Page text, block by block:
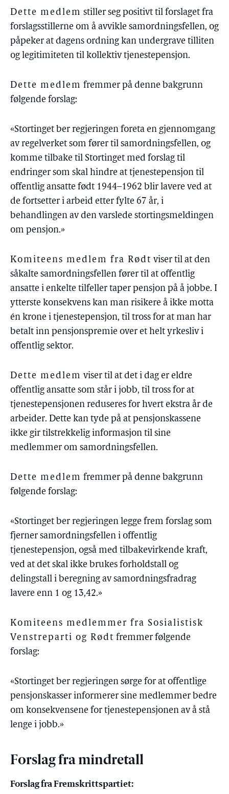
Dette medlem stiller seg positivt til forslaget fra
forslagsstillerne om å avvikle samordningsfellen, og
påpeker at dagens ordning kan undergrave tilliten
og legitimiteten til kollektiv tjenestepensjon.
Dette medlem fremmer på denne bakgrunn
følgende forslag:
«Stortinget ber regjeringen foreta en gjennomgang
av regelverket som fører til samordningsfellen, og
komme tilbake til Stortinget med forslag til
endringer som skal hindre at tjenestepensjon til
offentlig ansatte født 1944–1962 blir lavere ved at
de fortsetter i arbeid etter fylte 67 år, i
behandlingen av den varslede stortingsmeldingen
om pensjon.»
Komiteens medlem fra Rødt viser til at den
såkalte samordningsfellen fører til at offentlig
ansatte i enkelte tilfeller taper pensjon på å jobbe. I
ytterste konsekvens kan man risikere å ikke motta
én krone i tjenestepensjon, til tross for at man har
betalt inn pensjonspremie over et helt yrkesliv i
offentlig sektor.
Dette medlem viser til at det i dag er eldre
offentlig ansatte som står i jobb, til tross for at
tjenestepensjonen reduseres for hvert ekstra år de
arbeider. Dette kan tyde på at pensjonskassene
ikke gir tilstrekkelig informasjon til sine
medlemmer om samordningsfellen.
Dette medlem fremmer på denne bakgrunn
følgende forslag:
«Stortinget ber regjeringen legge frem forslag som
fjerner samordningsfellen i offentlig
tjenestepensjon, også med tilbakevirkende kraft,
ved at det skal ikke brukes forholdstall og
delingstall i beregning av samordningsfradrag
lavere enn 1 og 13,42.»
Komiteens medlemmer fra Sosialistisk
Venstreparti og Rødt fremmer følgende
forslag:
«Stortinget ber regjeringen sørge for at offentlige
pensjonskasser informerer sine medlemmer bedre
om konsekvensene for tjenestepensjonen av å stå
lenge i jobb.»
Forslag fra mindretall
Forslag fra Fremskrittspartiet: